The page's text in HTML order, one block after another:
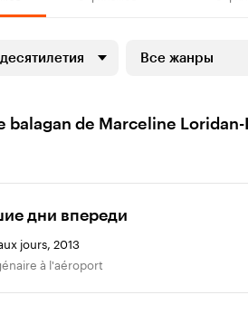
Все жанры
balagan de Marceline
дни впереди
jours, 2013
à l'aéroport